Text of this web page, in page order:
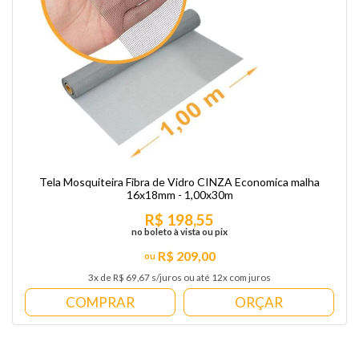
Tela Mosquiteira Fibra de Vidro CINZA Economica malha
16x18mm - 1,00x30m
R$ 209,00
3x de R$ 69,67 s/juros ou até 12x com juros
R$ 198,55
no boleto à vista ou pix
ORÇAR
COMPRAR